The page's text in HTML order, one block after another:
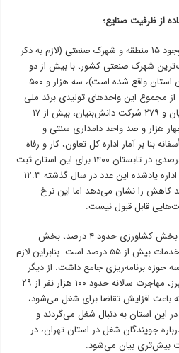
از ظرفیت صنایع؛
با وجود برخورداری این استان از وجود ۱۵ منطقه و شهرک صنعتی (لازم به ذکر
شهرک صنعتی کشور، با بیش از دو
هزار واحد تولیدی و صنعتی در این استان واقع شده است)، سه هزار و ۵۰۰
واحد تولیدی از مجموع این واحدهای تولیدی برند ملی
هستند، ۴۹ واحد صنعتی دانش‌بنیان و ۲۷۹ شرکت دانش‌بنیان، بیش از ۱۷
هزار و صد واحد دامداری سنتی و
متأسفانه بنا بر آمار اداره کل تعاون، کار و رفاه
اجتماعی استان، نرخ بیکاری ۹.۱ درصدی در تابستان ۱۴۰۰ برای این استان ثبت
شده است، هر چند بنا بر آمارهای اداره یادشده این عدد در سال گذشته ۱۲.۳
را نشان می‌دهد اما این نرخ
قابل قبول نیست.
ترکیب اشتغال در این استان برای بخش کشاورزی حدود ۴ درصد، بخش
صنایع بیش از ۴۰ درصد و بخش خدمات بیش از ۵۵ درصد است. بنابراین لازم
حوزه برنامه‌ریزی جامع داشت. از دیگر
نکات مهم در رابطه با بیکاری در البرز، مهاجرت سالانه حدود ۱۰۰ هزار نفر از ۲۹
باعث افزایش تقاضا برای شغل می‌شود،
این استان به دنبال شغل می‌گردند و
جویندگان شغل در استان تهران، در
بیش‌تری بیان می‌شود.